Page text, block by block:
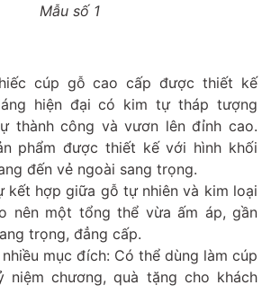
Mẫu số 1
cúp gỗ cao cấp được thiết kế
hiện đại có kim tự tháp tượng
thành công và vươn lên đỉnh cao.
phẩm được thiết kế với hình khối
đến vẻ ngoài sang trọng.
kết hợp giữa gỗ tự nhiên và kim loại
nên một tổng thể vừa ấm áp, gần
trọng, đẳng cấp.
mục đích: Có thể dùng làm cúp
niệm chương, quà tặng cho khách